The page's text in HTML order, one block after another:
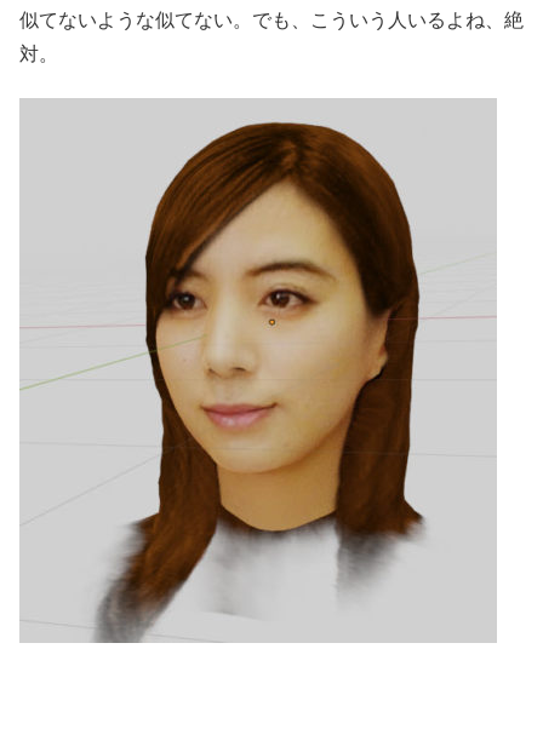
似てないような似てない。でも、こういう人いるよね、絶
対。